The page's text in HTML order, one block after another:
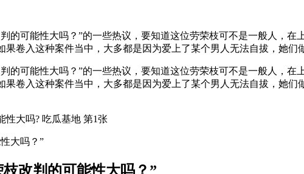
的可能性大吗？”的一些热议，要知道这位劳荣枝可不是一般人，
果卷入这种案件当中，大多都是因为爱上了某个男人无法自拔，她
的可能性大吗？”的一些热议，要知道这位劳荣枝可不是一般人，
果卷入这种案件当中，大多都是因为爱上了某个男人无法自拔，她
大吗？”
改判的可能性大吗？”